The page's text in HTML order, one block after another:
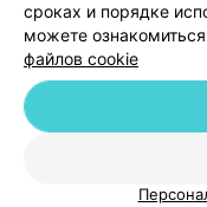
© 2026 ООО «Артокс Лаб»,
г. Минск, улица
Служба
сроках и порядке
можете
файлов cookie